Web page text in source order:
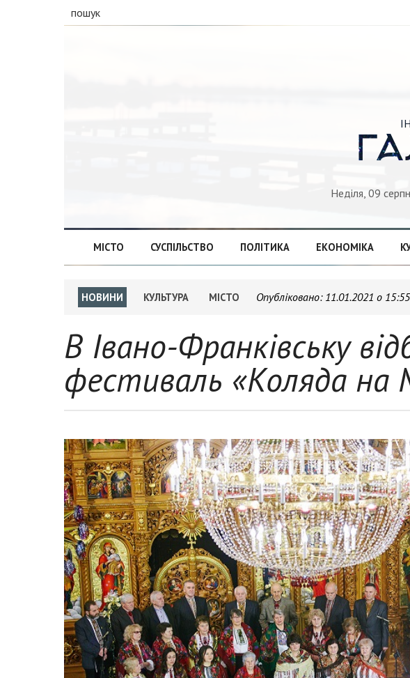
пошук
Неділя, 09
МІСТО СУСПІЛЬСТВО ПОЛІТИКА ЕКОНОМІКА
НОВИНИ КУЛЬТУРА МІСТО Опубліковано: 11.01.2021 о 15:55
В Івано-Франківську
фестиваль «Коляда на